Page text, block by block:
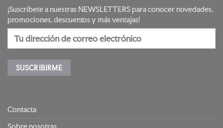
¡Suscríbete a nuestras NEWSLETTERS para conocer novedades,
promociones, descuentos y más ventajas!
Contacta